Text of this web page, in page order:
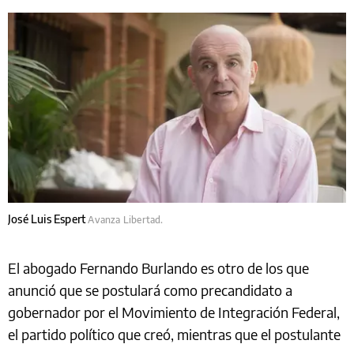
José Luis EspertAvanza Libertad.
El abogado Fernando Burlando es otro de los que
anunció que se postulará como precandidato a
gobernador por el Movimiento de Integración Federal,
el partido político que creó, mientras que el postulante